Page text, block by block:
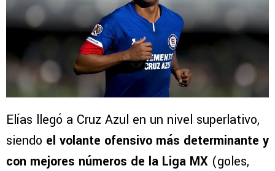
Elías llegó a Cruz Azul en un nivel superlativo,
siendo el volante ofensivo más determinante y
con mejores números de la Liga MX (goles,